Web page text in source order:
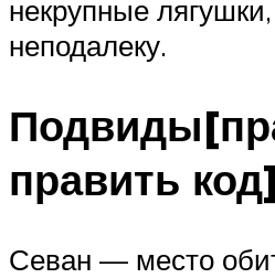
некрупные
неподалеку.
править код]
Севан — место